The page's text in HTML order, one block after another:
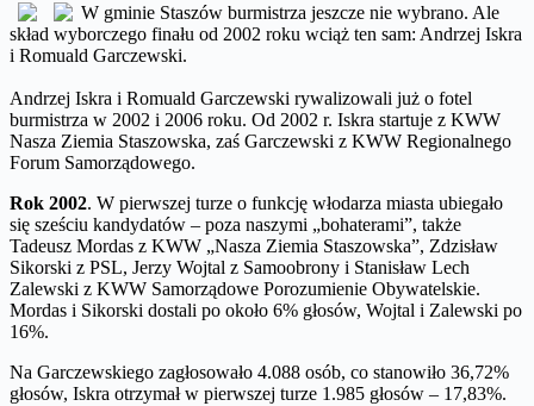
W gminie Staszów burmistrza jeszcze nie wybrano. Ale
skład wyborczego finału od 2002 roku wciąż ten sam: Andrzej Iskra
i Romuald Garczewski.
Andrzej Iskra i Romuald Garczewski rywalizowali już o fotel
burmistrza w 2002 i 2006 roku. Od 2002 r. Iskra startuje z KWW
Nasza Ziemia Staszowska, zaś Garczewski z KWW Regionalnego
Forum Samorządowego.
Rok 2002. W pierwszej turze o funkcję włodarza miasta ubiegało
się sześciu kandydatów – poza naszymi „bohaterami”, także
Tadeusz Mordas z KWW „Nasza Ziemia Staszowska”, Zdzisław
Sikorski z PSL, Jerzy Wojtal z Samoobrony i Stanisław Lech
Zalewski z KWW Samorządowe Porozumienie Obywatelskie.
Mordas i Sikorski dostali po około 6% głosów, Wojtal i Zalewski po
16%.
Na Garczewskiego zagłosowało 4.088 osób, co stanowiło 36,72%
głosów, Iskra otrzymał w pierwszej turze 1.985 głosów – 17,83%.